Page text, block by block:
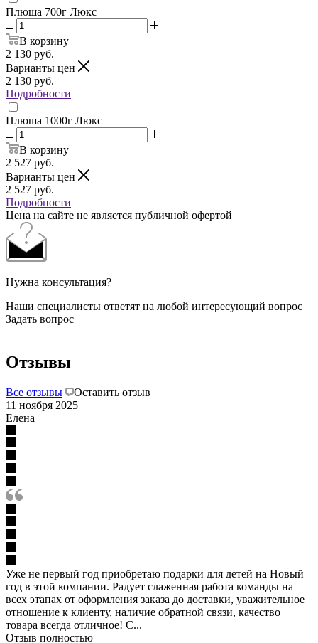
Плюша 700г Люкс
В корзину
2 130 руб.
Варианты цен
2 130 руб.
Подробности
Плюша 1000г Люкс
В корзину
2 527 руб.
Варианты цен
2 527 руб.
Подробности
Цена на сайте не является публичной офертой
Нужна консультация?
Наши специалисты ответят на любой интересующий вопрос
Задать вопрос
Отзывы
Все отзывы
Оставить отзыв
11 ноября 2025
Елена
Уже не первый год приобретаю подарки для детей на Новый
год в этой компании. Радует слаженная работа команды на
всех этапах от оформления заказа до доставки, уважительное
отношение к клиенту, наличие обратной связи, качество
товара всегда отличное! С...
Отзыв полностью